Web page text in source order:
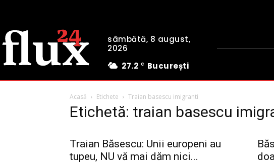
sâmbătă, 8 august,
2026
27.2 C București
Acasă Etichete Traian basescu imigranti
Etichetă: traian basescu
Traian Băsescu: Unii europeni au
tupeu, NU vă mai dăm nici...